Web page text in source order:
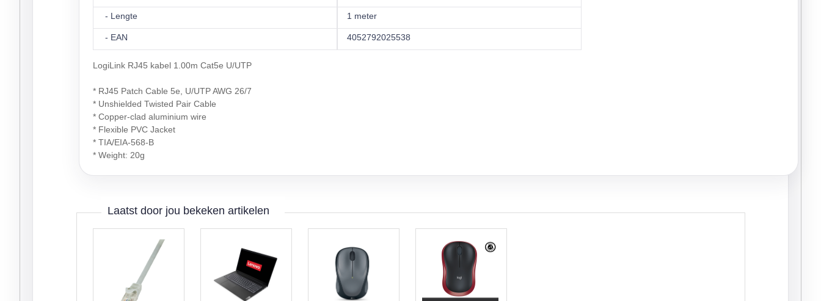
- Lengte 1 meter
- EAN 4052792025538
LogiLink RJ45 kabel 1.00m Cat5e U/UTP
* RJ45 Patch Cable 5e, U/UTP AWG 26/7
* Unshielded Twisted Pair Cable
* Copper-clad aluminium wire
* Flexible PVC Jacket
* TIA/EIA-568-B
* Weight: 20g
Laatst door jou bekeken artikelen